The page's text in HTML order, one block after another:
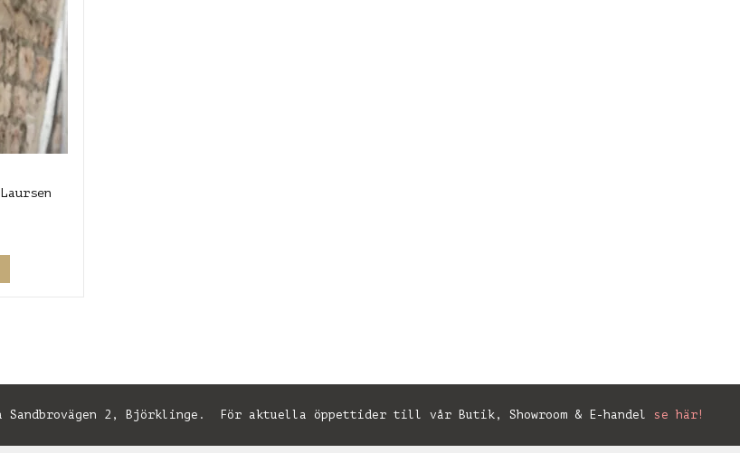
Sandbrovägen 2, Björklinge. För aktuella öppettider till vår Butik, Showroom & E-handel se här!